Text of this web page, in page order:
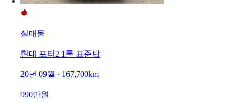
실매물
현대 포터2 1톤 표준탑
20년 09월 · 167,700km
990만원